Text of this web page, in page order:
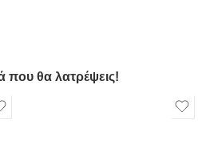
που θα λατρέψεις!